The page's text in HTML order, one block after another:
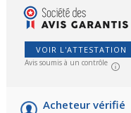
VOIR L'ATTESTATION
Avis soumis à un contrôle
Acheteur vérifié